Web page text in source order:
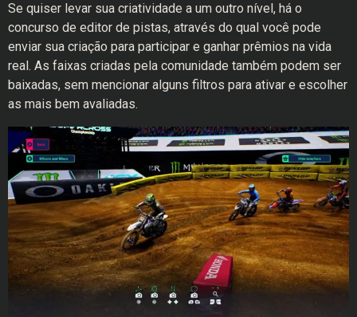
Se quiser levar sua criatividade a um outro nível, há o
concurso de editor de pistas, através do qual você pode
enviar sua criação para participar e ganhar prêmios na vida
real. As faixas criadas pela comunidade também podem ser
baixadas, sem mencionar alguns filtros para ativar e escolher
as mais bem avaliadas.